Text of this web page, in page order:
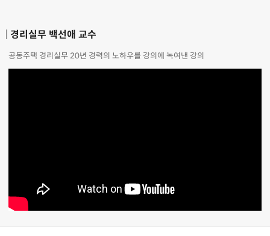
경리실무 백선애 교수
공동주택 경리실무 20년 경력의 노하우를 강의에 녹여낸 강의